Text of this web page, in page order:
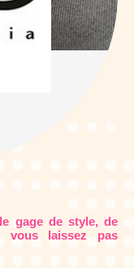
gage de style, de
laissez pas